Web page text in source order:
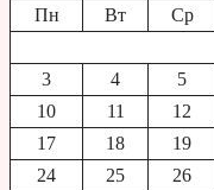
Пн
Вт Ср
3
4 5
10
11 12
17
18 19
24
25 26